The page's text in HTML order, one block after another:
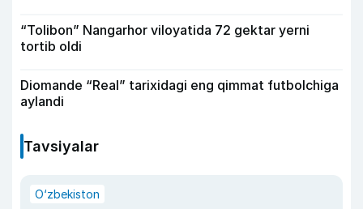
“Tolibon” Nangarhor viloyatida 72 gektar yerni
tortib oldi
Diomande “Real” tarixidagi eng qimmat futbolchiga
aylandi
Tavsiyalar
O‘zbekiston